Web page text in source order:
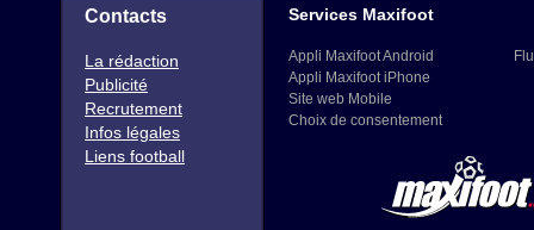
Contacts
La rédaction
Publicité
Recrutement
Infos légales
Liens football
Services Maxifoot
Appli Maxifoot Android
Appli Maxifoot iPhone
Site web Mobile
Choix de consentement